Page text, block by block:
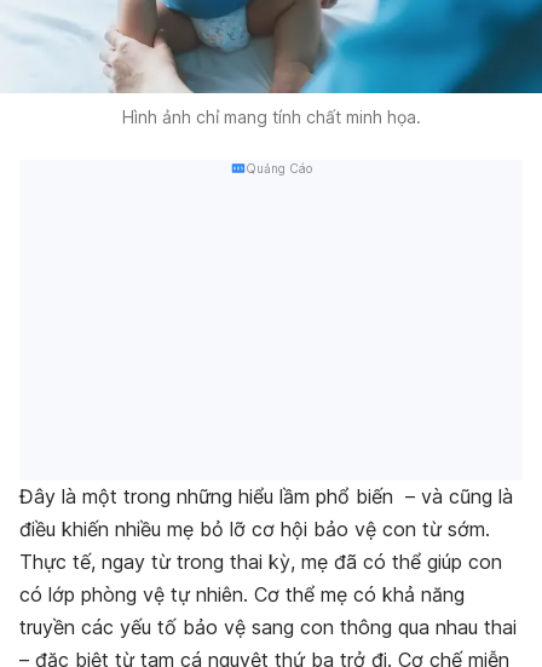
Hình ảnh chỉ mang tính chất minh họa.
Quảng Cáo
Đây là một trong những hiểu lầm phổ biến – và cũng là
điều khiến nhiều mẹ bỏ lỡ cơ hội bảo vệ con từ sớm.
Thực tế, ngay từ trong thai kỳ, mẹ đã có thể giúp con
có lớp phòng vệ tự nhiên. Cơ thể mẹ có khả năng
truyền các yếu tố bảo vệ sang con thông qua nhau thai
– đặc biệt từ tam cá nguyệt thứ ba trở đi. Cơ chế miễn